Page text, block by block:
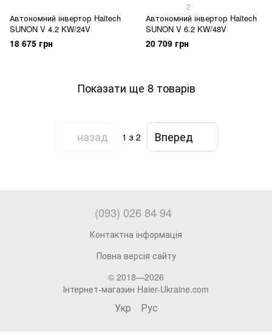
Автономний інвертор Haitech
SUNON V 4.2 KW/24V
18 675 грн
2
Автономний інвертор Haitech
SUNON V 6.2 KW/48V
20 709 грн
Показати ще 8 товарів
назад 1 з 2 Вперед
(093) 026 84 94
Контактна інформація
Повна версія сайту
© 2018—2026
Інтернет-магазин Haier-Ukraine.com
Укр Рус